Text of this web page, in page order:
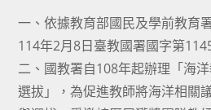
一、依據教育部國民及學前教育
114年2月8日臺教國署國字第
二、國教署自108年起辦理「海
選拔」，為促進教師將海洋相關